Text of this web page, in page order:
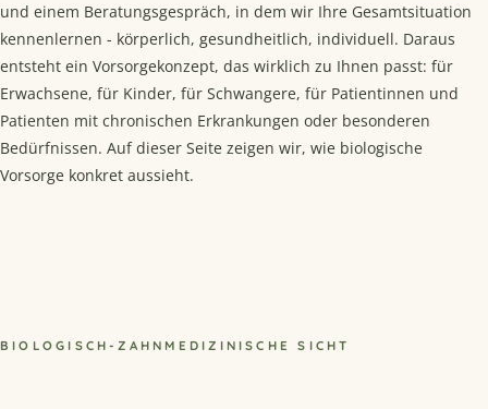
und einem Beratungsgespräch, in dem wir Ihre Gesamtsituation
kennenlernen - körperlich, gesundheitlich, individuell. Daraus
entsteht ein Vorsorgekonzept, das wirklich zu Ihnen passt: für
Erwachsene, für Kinder, für Schwangere, für Patientinnen und
Patienten mit chronischen Erkrankungen oder besonderen
Bedürfnissen. Auf dieser Seite zeigen wir, wie biologische
Vorsorge konkret aussieht.
BIOLOGISCH-ZAHNMEDIZINISCHE SICHT